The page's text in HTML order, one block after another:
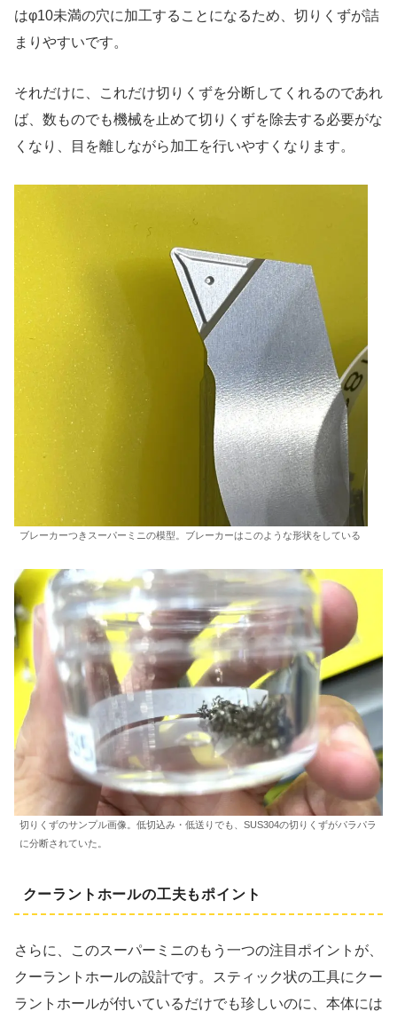
はφ10未満の穴に加工することになるため、切りくずが詰
まりやすいです。
それだけに、これだけ切りくずを分断してくれるのであれ
ば、数ものでも機械を止めて切りくずを除去する必要がな
くなり、目を離しながら加工を行いやすくなります。
ブレーカーつきスーパーミニの模型。ブレーカーはこのような形状をしている
切りくずのサンプル画像。低切込み・低送りでも、SUS304の切りくずがパラパラ
に分断されていた。
クーラントホールの工夫もポイント
さらに、このスーパーミニのもう一つの注目ポイントが、
クーラントホールの設計です。スティック状の工具にクー
ラントホールが付いているだけでも珍しいのに、本体には